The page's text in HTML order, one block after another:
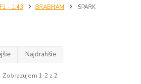
- 1:43 BRABHAM SPARK
Najdrahšie
Zobrazujem 1-2 z 2